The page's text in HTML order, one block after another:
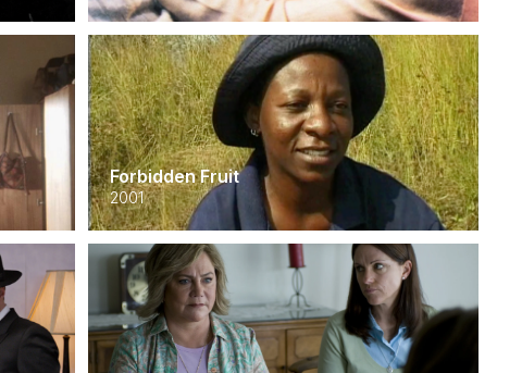
Forbidden Fruit
2001